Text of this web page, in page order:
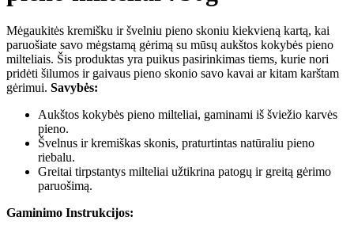
Mėgaukitės kremišku ir švelniu pieno skoniu kiekvieną kartą, kai
paruošiate savo mėgstamą gėrimą su mūsų aukštos kokybės pieno
milteliais. Šis produktas yra puikus pasirinkimas tiems, kurie nori
pridėti šilumos ir gaivaus pieno skonio savo kavai ar kitam karštam
gėrimui. Savybės:
Aukštos kokybės pieno milteliai, gaminami iš šviežio karvės
pieno.
Švelnus ir kremiškas skonis, praturtintas natūraliu pieno
riebalu.
Greitai tirpstantys milteliai užtikrina patogų ir greitą gėrimo
paruošimą.
Gaminimo Instrukcijos: